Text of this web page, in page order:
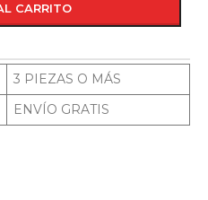
CARRITO
3 PIEZAS O MÁS
ENVÍO GRATIS